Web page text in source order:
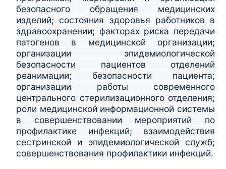
безопасного обращения медицинских
изделий; состояния здоровья работников в
здравоохранении; факторах риска передачи
патогенов в медицинской организации;
организации эпидемиологической
безопасности пациентов отделений
реанимации; безопасности пациента;
организации работы современного
центрального стерилизационного отделения;
роли медицинской информационной системы
в совершенствовании мероприятий по
профилактике инфекций; взаимодействия
сестринской и эпидемиологической служб;
совершенствования профилактики инфекций.